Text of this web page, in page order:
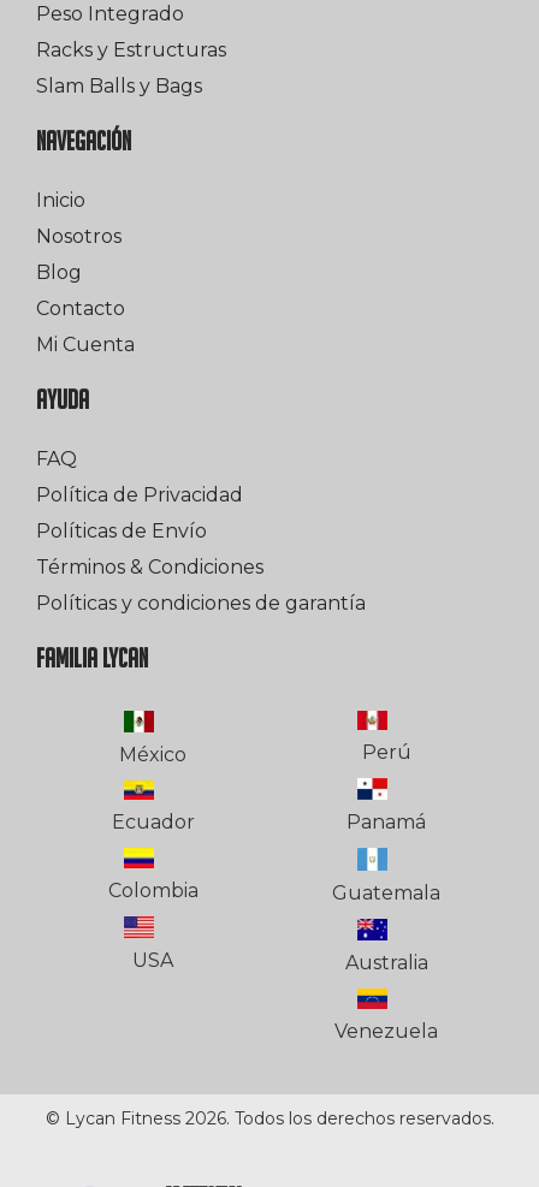
Peso Integrado
Racks y Estructuras
Slam Balls y Bags
NAVEGACIÓN
Inicio
Nosotros
Blog
Contacto
Mi Cuenta
AYUDA
FAQ
Política de Privacidad
Políticas de Envío
Términos & Condiciones
Políticas y condiciones de garantía
FAMILIA LYCAN
México
Ecuador
Colombia
USA
Perú
Panamá
Guatemala
Australia
Venezuela
© Lycan Fitness 2026. Todos los derechos reservados.